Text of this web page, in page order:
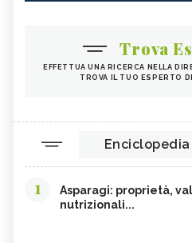
Trova
EFFETTUA UNA RICERCA NELLA
TROVA IL TUO ESPERTO
1
Asparagi: proprietà,
nutrizionali...